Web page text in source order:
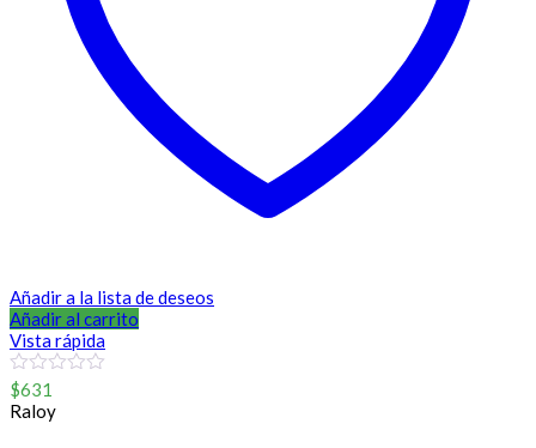
Añadir a la lista de deseos
Añadir al carrito
Vista rápida
0
out
of
$631
Raloy